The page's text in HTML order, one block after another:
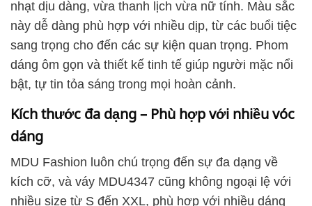
nhạt dịu dàng, vừa thanh lịch vừa nữ tính. Màu sắc
này dễ dàng phù hợp với nhiều dịp, từ các buổi tiệc
sang trọng cho đến các sự kiện quan trọng. Phom
dáng ôm gọn và thiết kế tinh tế giúp người mặc nổi
bật, tự tin tỏa sáng trong mọi hoàn cảnh.
Kích thước đa dạng – Phù hợp với nhiều vóc
dáng
MDU Fashion luôn chú trọng đến sự đa dạng về
kích cỡ, và váy MDU4347 cũng không ngoại lệ với
nhiều size từ S đến XXL, phù hợp với nhiều dáng